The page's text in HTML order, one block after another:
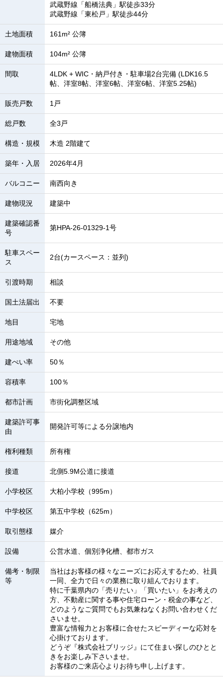
武蔵野線「船橋法典」駅徒歩33分
武蔵野線「東松戸」駅徒歩44分
土地面積 161m² 公簿
建物面積 104m² 公簿
間取
4LDK + WIC・納戸付き・駐車場2台完備 (LDK16.5
帖、洋室8帖、洋室6帖、洋室6帖、洋室5.25帖)
販売戸数 1戸
総戸数 全3戸
構造・規模 木造 2階建て
築年・入居 2026年4月
バルコニー 南西向き
建物現況 建築中
建築確認番
号
第HPA-26-01329-1号
駐車スペー
ス
2台(カースペース：並列)
引渡時期 相談
国土法届出 不要
地目 宅地
用途地域 その他
建ぺい率 50％
容積率 100％
都市計画 市街化調整区域
建築許可事
由
開発許可等による分譲地内
権利種類 所有権
接道 北側5.9M公道に接道
小学校区 大柏小学校（995m）
中学校区 第五中学校（625m）
取引態様 媒介
設備 公営水道、個別浄化槽、都市ガス
備考・制限
等
当社はお客様の様々なニーズにお応えするため、社員
一同、全力で日々の業務に取り組んでおります。
特に千葉県内の「売りたい」「買いたい」をお考えの
方、不動産に関する事や住宅ローン・税金の事など、
どのようなご質問でもお気兼ねなくお問い合わせくだ
さいませ。
豊富な情報力とお客様に合せたスピーディーな応対を
心掛けております。
どうぞ『株式会社ブリッジ』にて住まい探しのひとと
きをお楽しみ下さいませ。
お客様のご来店心よりお待ち申し上げます。